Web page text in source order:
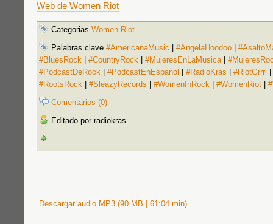
Web de Women Riot
Categorias Women Riot
Palabras clave #AmericanaMusic #AngelaHoodoo
#BluesRock
#CountryRock #MujeresEnLaMusica|
#PodcastDeRock
#PodcastEnEspanol #RadioKras #RiotGrrrl
#RootsRock
#SleazyRecords #WomenInRock #WomenRiot
Comentarios (0)
Editado por radiokras
Descargar audio MP3 (90 MB | 61:04 min)